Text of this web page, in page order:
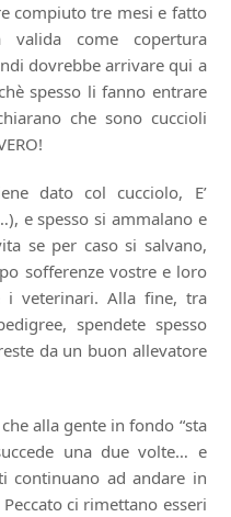
compiuto tre mesi e fatto
valida come copertura
dovrebbe arrivare qui a
spesso li fanno entrare
che sono cuccioli
dato col cucciolo, E’
e spesso si ammalano e
se per caso si salvano,
sofferenze vostre e loro
i veterinari. Alla fine, tra
spendete spesso
da un buon allevatore
alla gente in fondo “sta
una due volte… e
continuano ad andare in
ci rimettano esseri